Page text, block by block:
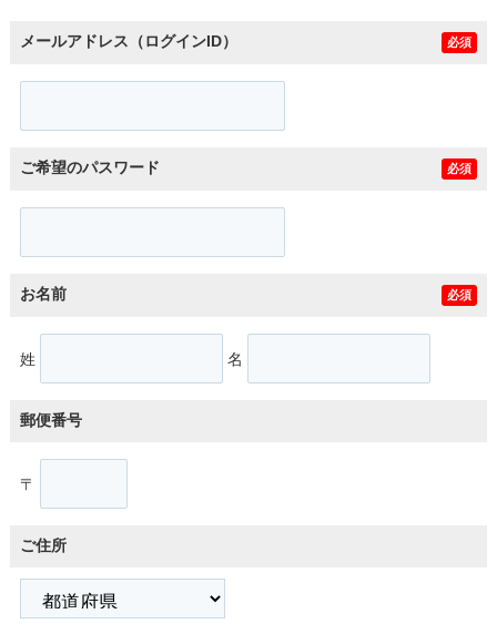
メールアドレス（ログインID） 必須
ご希望のパスワード 必須
お名前 必須
姓 名
郵便番号
〒
ご住所